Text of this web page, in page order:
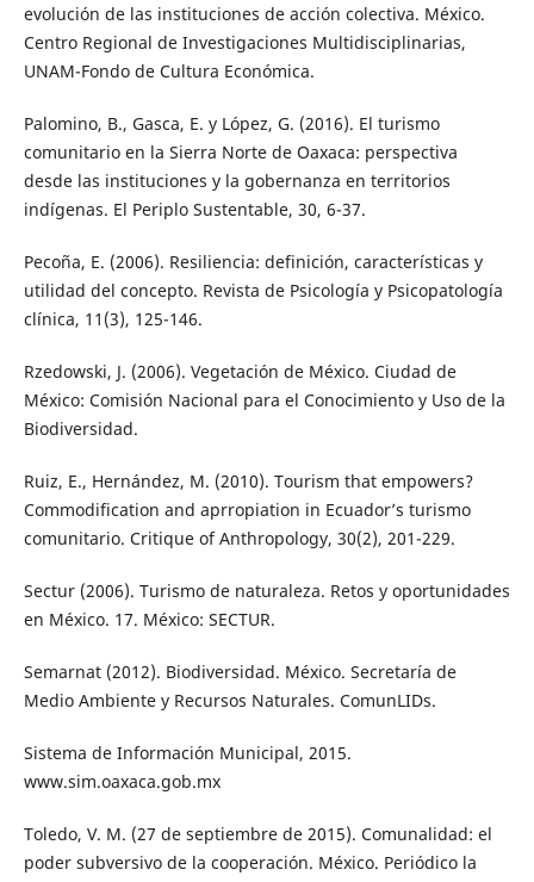
evolución de las instituciones de acción colectiva. México.
Centro Regional de Investigaciones Multidisciplinarias,
UNAM-Fondo de Cultura Económica.
Palomino, B., Gasca, E. y López, G. (2016). El turismo
comunitario en la Sierra Norte de Oaxaca: perspectiva
desde las instituciones y la gobernanza en territorios
indígenas. El Periplo Sustentable, 30, 6-37.
Pecoña, E. (2006). Resiliencia: definición, características y
utilidad del concepto. Revista de Psicología y Psicopatología
clínica, 11(3), 125-146.
Rzedowski, J. (2006). Vegetación de México. Ciudad de
México: Comisión Nacional para el Conocimiento y Uso de la
Biodiversidad.
Ruiz, E., Hernández, M. (2010). Tourism that empowers?
Commodification and aprropiation in Ecuador’s turismo
comunitario. Critique of Anthropology, 30(2), 201-229.
Sectur (2006). Turismo de naturaleza. Retos y oportunidades
en México. 17. México: SECTUR.
Semarnat (2012). Biodiversidad. México. Secretaría de
Medio Ambiente y Recursos Naturales. ComunLIDs.
Sistema de Información Municipal, 2015.
www.sim.oaxaca.gob.mx
Toledo, V. M. (27 de septiembre de 2015). Comunalidad: el
poder subversivo de la cooperación. México. Periódico la